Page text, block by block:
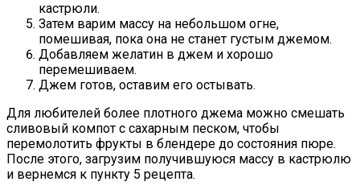
кастрюли.
Затем варим массу на небольшом огне,
помешивая, пока она не станет густым джемом.
Добавляем желатин в джем и хорошо
перемешиваем.
Джем готов, оставим его остывать.
Для любителей более плотного джема можно смешать
сливовый компот с сахарным песком, чтобы
перемолотить фрукты в блендере до состояния пюре.
После этого, загрузим получившуюся массу в кастрюлю
и вернемся к пункту 5 рецепта.